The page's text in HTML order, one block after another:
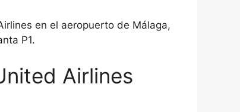
en el aeropuerto de Málaga,
P1.
Airlines